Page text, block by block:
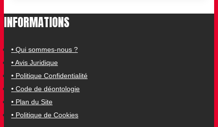
INFORMATIONS
• Qui sommes-nous ?
• Avis Juridique
• Politique Confidentialité
• Code de déontologie
• Plan du Site
• Politique de Cookies